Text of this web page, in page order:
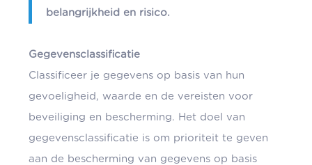
belangrijkheid en risico.
Gegevensclassificatie
Classificeer je gegevens op basis van hun
gevoeligheid, waarde en de vereisten voor
beveiliging en bescherming. Het doel van
gegevensclassificatie is om prioriteit te geven
aan de bescherming van gegevens op basis